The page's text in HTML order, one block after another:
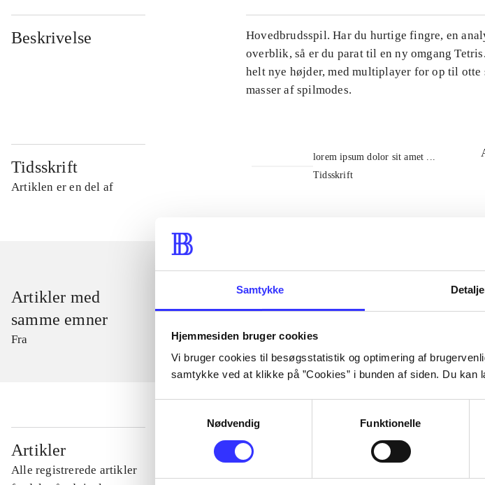
Samtykke
Hjemmesiden bruger cookies
Vi bruger cookies til besøgsstatistik og optimering af
samtykke ved at klikke på ”Cookies” i bunden af siden. Du
Nødvendig
Funktionelle
Beskrivelse
Hovedbrudsspil. Har du hurtige fingre, en
overblik, så er du parat til en ny omgang
helt nye højder, med multiplayer for op til
masser af spilmodes.
Tidsskrift
Artiklen er en del af
lorem ipsum dolor sit amet ...
Tidsskrift
Artikler med
samme emner
Fra
Artikler
Alle registrerede artikler
...